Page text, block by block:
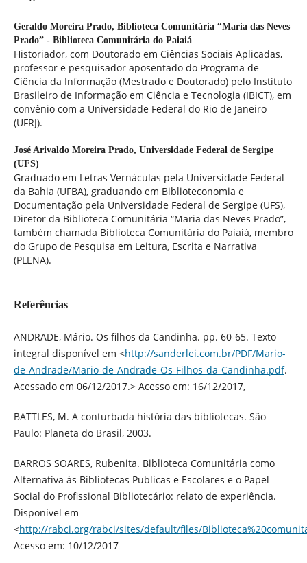
Geraldo Moreira Prado, Biblioteca Comunitária “Maria das Neves
Prado” - Biblioteca Comunitária do Paiaiá
Historiador, com Doutorado em Ciências Sociais Aplicadas,
professor e pesquisador aposentado do Programa de
Ciência da Informação (Mestrado e Doutorado) pelo Instituto
Brasileiro de Informação em Ciência e Tecnologia (IBICT), em
convênio com a Universidade Federal do Rio de Janeiro
(UFRJ).
José Arivaldo Moreira Prado, Universidade Federal de Sergipe
(UFS)
Graduado em Letras Vernáculas pela Universidade Federal
da Bahia (UFBA), graduando em Biblioteconomia e
Documentação pela Universidade Federal de Sergipe (UFS),
Diretor da Biblioteca Comunitária “Maria das Neves Prado”,
também chamada Biblioteca Comunitária do Paiaiá, membro
do Grupo de Pesquisa em Leitura, Escrita e Narrativa
(PLENA).
Referências
ANDRADE, Mário. Os filhos da Candinha. pp. 60-65. Texto
integral disponível em <http://sanderlei.com.br/PDF/Mario-
de-Andrade/Mario-de-Andrade-Os-Filhos-da-Candinha.pdf.
Acessado em 06/12/2017.> Acesso em: 16/12/2017,
BATTLES, M. A conturbada história das bibliotecas. São
Paulo: Planeta do Brasil, 2003.
BARROS SOARES, Rubenita. Biblioteca Comunitária como
Alternativa às Bibliotecas Publicas e Escolares e o Papel
Social do Profissional Bibliotecário: relato de experiência.
Disponível em
<http://rabci.org/rabci/sites/default/files/
Acesso em: 10/12/2017